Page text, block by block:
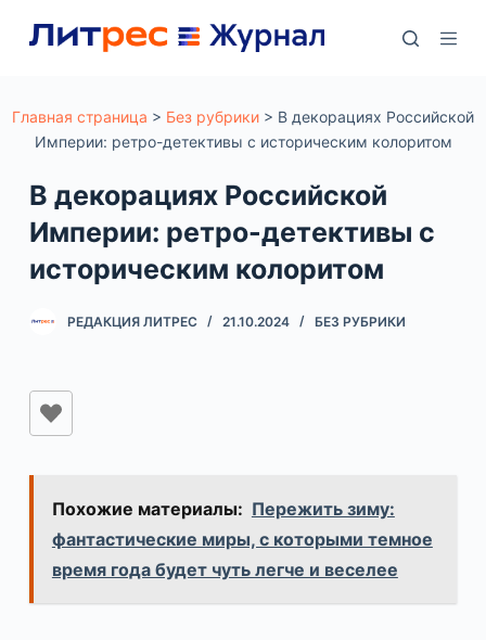
П
е
и
к
с
Главная страница > Без рубрики > В декорациях Российской
Империи: ретро-детективы с историческим колоритом
В декорациях Российской
Империи: ретро-детективы с
историческим колоритом
РЕДАКЦИЯ ЛИТРЕС 21.10.2024 БЕЗ РУБРИКИ
Похожие материалы: Пережить зиму:
фантастические миры, с которыми темное
время года будет чуть легче и веселее